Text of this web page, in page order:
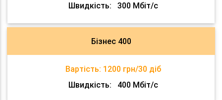
Швидкість:
300 Мбіт/с
Бізнес 400
Вартість: 1200 грн/30 діб
Швидкість:
400 Мбіт/с